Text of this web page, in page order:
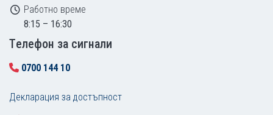
Работно време
8:15 – 16:30
Tелефон за сигнали
0700 144 10
Декларация за достъпност